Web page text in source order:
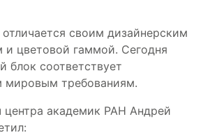
своим дизайнерским
цветовой гаммой. Сегодня
блок соответствует
мировым требованиям.
центра академик РАН Андрей